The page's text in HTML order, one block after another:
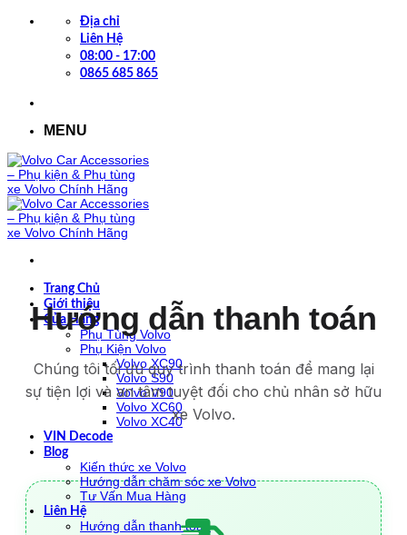
Địa chỉ
Liên Hệ
08:00 - 17:00
0865 685 865
MENU
Trang Chủ
Giới thiệu
Cửa Hàng
Phụ Tùng Volvo
Phụ Kiện Volvo
Volvo XC90
Volvo S90
Volvo V90
Volvo XC60
Volvo XC40
VIN Decode
Blog
Kiến thức xe Volvo
Hướng dẫn chăm sóc xe Volvo
Tư Vấn Mua Hàng
Liên Hệ
Hướng dẫn thanh toán
Hướng dẫn thanh toán
Chúng tôi tối ưu quy trình thanh toán để mang lại
sự tiện lợi và an tâm tuyệt đối cho chủ nhân sở hữu
xe Volvo.